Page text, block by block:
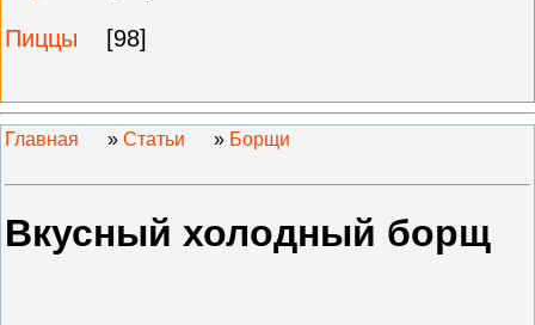
Пиццы
[98]
Главная » Статьи » Борщи
Вкусный холодный борщ